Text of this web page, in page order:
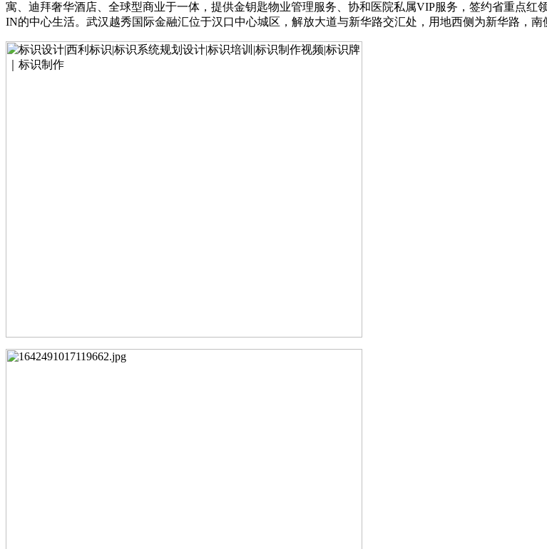
寓、迪拜奢华酒店、全球型商业于一体，提供金钥匙物业管理服务、协和医院私属VIP服务，签约省重点
IN的中心生活。武汉越秀国际金融汇位于汉口中心城区，解放大道与新华路交汇处，用地西侧为新华路，